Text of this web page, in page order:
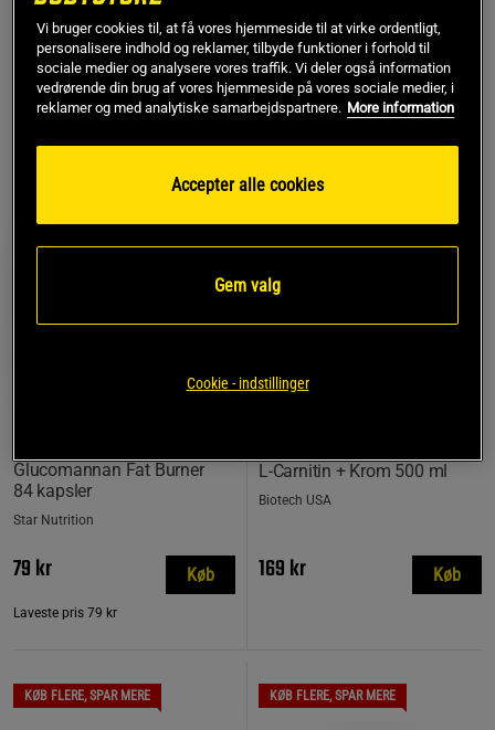
263 kr
Laveste pris 263 kr
Køb 229 kr Køb
Glucomannan Fat Burner
84 kapsler
Star Nutrition
79 kr
Laveste pris 79 kr
Køb
L-Carnitin + Krom 500 ml
Biotech USA
169 kr Køb
KØB FLERE, SPAR MERE KØB FLERE, SPAR MERE
Vi bruger cookies til, at få vores hjemmeside til at virke ordentligt,
personalisere indhold og reklamer, tilbyde funktioner i forhold til
sociale medier og analysere vores traffik. Vi deler også information
vedrørende din brug af vores hjemmeside på vores sociale medier, i
reklamer og med analytiske samarbejdspartnere. More information
Accepter alle cookies
Gem valg
Cookie - indstillinger